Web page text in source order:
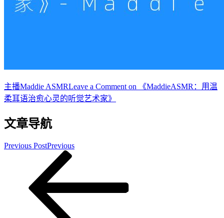
主播Maddie ASMRLeave a Comment on 《MaddieASMR：用温
柔耳语治愈心灵的听觉艺术家》
文章导航
Previous PostPrevious